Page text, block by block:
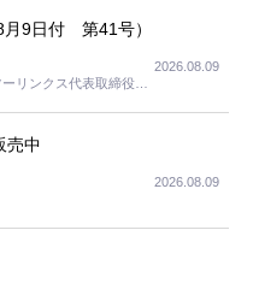
月9日付 第41号）
リンクス代表取締役社
2026.08.09
売中
2026.08.09